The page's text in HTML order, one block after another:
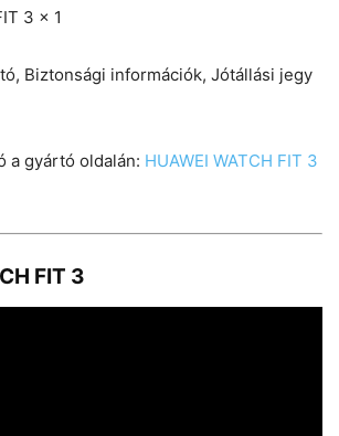
3 × 1
Biztonsági információk, Jótállási jegy
a gyártó oldalán: HUAWEI WATCH FIT 3
FIT 3